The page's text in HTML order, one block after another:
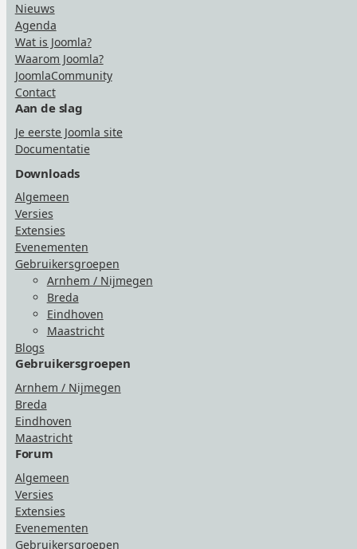
Nieuws
Agenda
Wat is Joomla?
Waarom Joomla?
JoomlaCommunity
Contact
Aan de slag
Je eerste Joomla site
Documentatie
Downloads
Algemeen
Versies
Extensies
Evenementen
Gebruikersgroepen
Arnhem / Nijmegen
Breda
Eindhoven
Maastricht
Blogs
Gebruikersgroepen
Arnhem / Nijmegen
Breda
Eindhoven
Maastricht
Forum
Algemeen
Versies
Extensies
Evenementen
Gebruikersgroepen